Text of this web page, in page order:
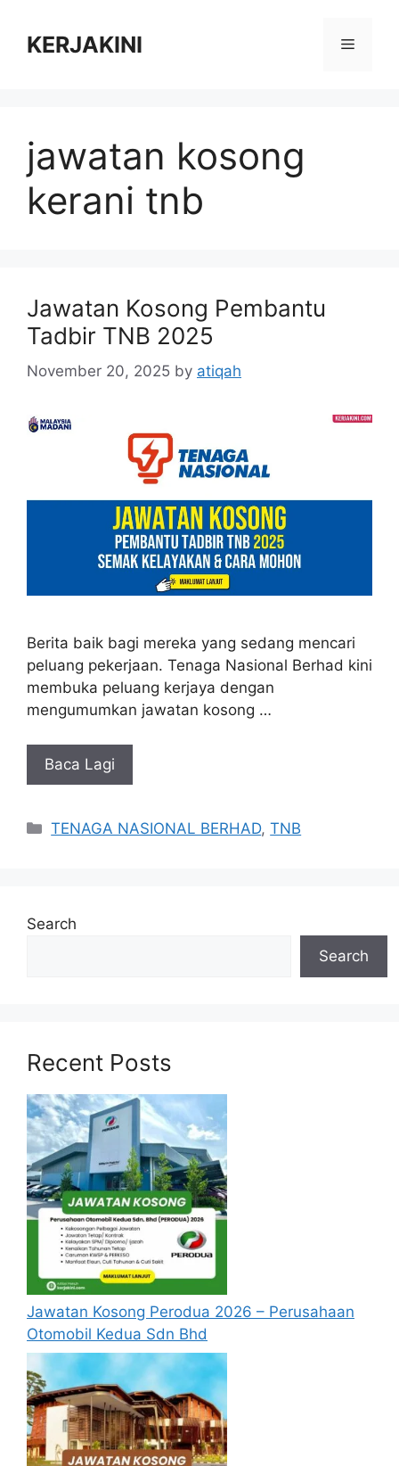
contentKERJAKINI Menu
jawatan kosong
kerani tnb
Jawatan Kosong Pembantu
Tadbir TNB 2025
November 20, 2025 by atiqah
Berita baik bagi mereka yang sedang mencari
peluang pekerjaan. Tenaga Nasional Berhad kini
membuka peluang kerjaya dengan
mengumumkan jawatan kosong …
Baca Lagi
Categories
TENAGA NASIONAL BERHAD,TNB
Search
Search
Recent Posts
Jawatan Kosong Perodua 2026 – Perusahaan
Otomobil Kedua Sdn Bhd